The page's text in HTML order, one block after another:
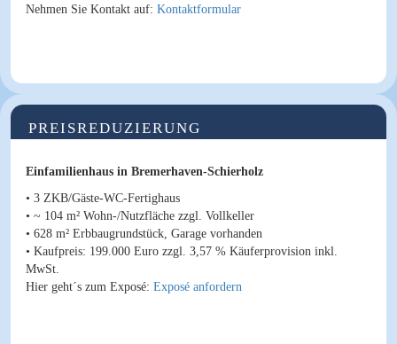
Nehmen Sie Kontakt auf: Kontaktformular
PREISREDUZIERUNG
Einfamilienhaus in Bremerhaven-Schierholz
• 3 ZKB/Gäste-WC-Fertighaus
• ~ 104 m² Wohn-/Nutzfläche zzgl. Vollkeller
• 628 m² Erbbaugrundstück, Garage vorhanden
• Kaufpreis: 199.000 Euro zzgl. 3,57 % Käuferprovision inkl.
MwSt.
Hier geht´s zum Exposé: Exposé anfordern